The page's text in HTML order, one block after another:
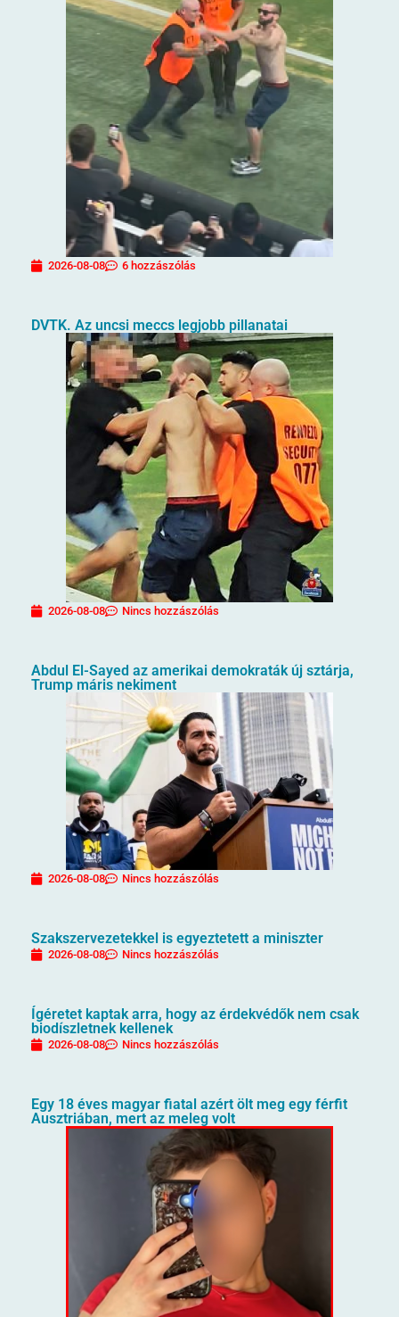
2026-08-08 6 hozzászólás
DVTK. Az uncsi meccs legjobb pillanatai
2026-08-08 Nincs hozzászólás
Abdul El-Sayed az amerikai demokraták új sztárja,
Trump máris nekiment
2026-08-08 Nincs hozzászólás
Szakszervezetekkel is egyeztetett a miniszter
2026-08-08 Nincs hozzászólás
Ígéretet kaptak arra, hogy az érdekvédők nem csak
biodíszletnek kellenek
2026-08-08 Nincs hozzászólás
Egy 18 éves magyar fiatal azért ölt meg egy férfit
Ausztriában, mert az meleg volt